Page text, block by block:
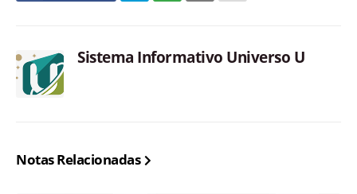
Sistema Informativo Universo U
Notas Relacionadas